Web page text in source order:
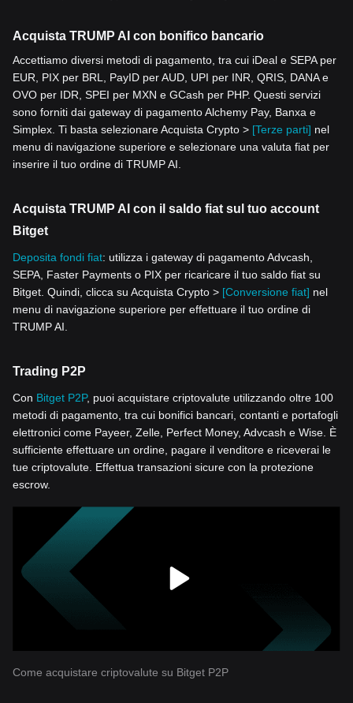
Acquista TRUMP AI con bonifico bancario
Accettiamo diversi metodi di pagamento, tra cui iDeal e SEPA per
EUR, PIX per BRL, PayID per AUD, UPI per INR, QRIS, DANA e
OVO per IDR, SPEI per MXN e GCash per PHP. Questi servizi
sono forniti dai gateway di pagamento Alchemy Pay, Banxa e
Simplex. Ti basta selezionare Acquista Crypto > [Terze parti] nel
menu di navigazione superiore e selezionare una valuta fiat per
inserire il tuo ordine di TRUMP AI.
Acquista TRUMP AI con il saldo fiat sul tuo account
Bitget
Deposita fondi fiat: utilizza i gateway di pagamento Advcash,
SEPA, Faster Payments o PIX per ricaricare il tuo saldo fiat su
Bitget. Quindi, clicca su Acquista Crypto > [Conversione fiat] nel
menu di navigazione superiore per effettuare il tuo ordine di
TRUMP AI.
Trading P2P
Con Bitget P2P, puoi acquistare criptovalute utilizzando oltre 100
metodi di pagamento, tra cui bonifici bancari, contanti e portafogli
elettronici come Payeer, Zelle, Perfect Money, Advcash e Wise. È
sufficiente effettuare un ordine, pagare il venditore e riceverai le
tue criptovalute. Effettua transazioni sicure con la protezione
escrow.
Come acquistare criptovalute su Bitget P2P